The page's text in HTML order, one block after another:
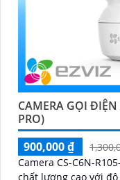
CAMERA GỌI ĐIỆN
PRO)
900,000 ₫
Camera CS-C6N-
chất lượng cao với